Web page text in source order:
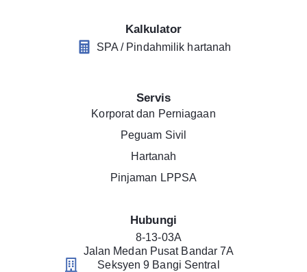
Kalkulator
SPA / Pindahmilik hartanah
Servis
Korporat dan Perniagaan
Peguam Sivil
Hartanah
Pinjaman LPPSA
Hubungi
8-13-03A
Jalan Medan Pusat Bandar 7A
Seksyen 9 Bangi Sentral